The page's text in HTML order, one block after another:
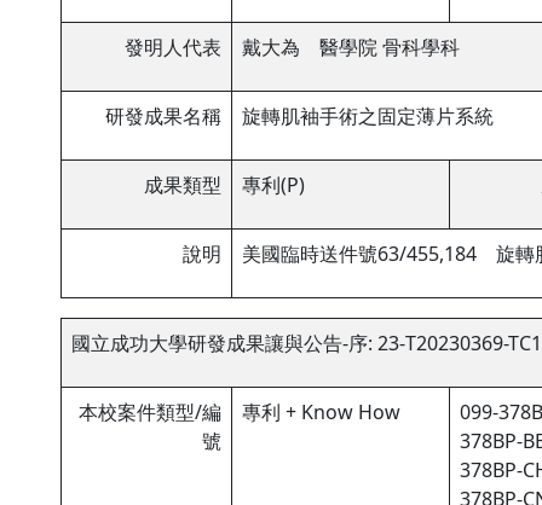
發明人代表 戴大為 醫學院 骨科學科
研發成果名稱 旋轉肌袖手術之固定薄片系統
成果類型 專利(P)
說明 美國臨時送件號63/455,184 旋
國立成功大學研發成果讓與公告-序: 23-T20230369-TC1
本校案件類型/編
號
專利 + Know How
099-
378BP-
378BP-
378BP-